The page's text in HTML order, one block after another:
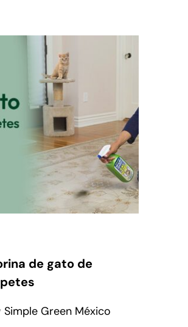
de gato de
Simple Green México